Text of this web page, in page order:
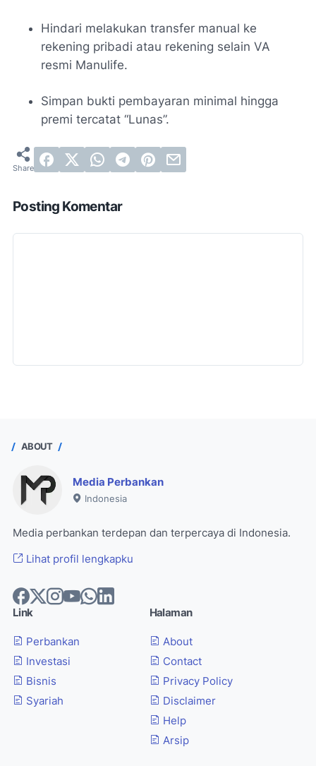
Hindari melakukan transfer manual ke
rekening pribadi atau rekening selain VA
resmi Manulife.
Simpan bukti pembayaran minimal hingga
premi tercatat “Lunas”.
Posting Komentar
ABOUT
Media Perbankan
Indonesia
Media perbankan terdepan dan terpercaya di Indonesia.
Lihat profil lengkapku
Link
Perbankan
Investasi
Bisnis
Syariah
Halaman
About
Contact
Privacy Policy
Disclaimer
Help
Arsip